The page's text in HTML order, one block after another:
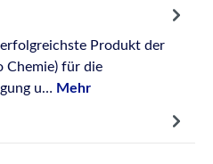
Produkt der
Chemie) für die
u… Mehr